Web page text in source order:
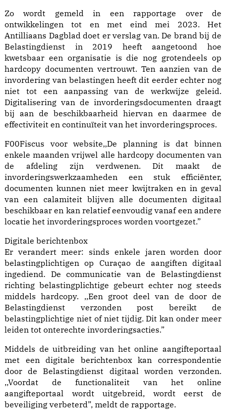
Zo wordt gemeld in een rapportage over de
ontwikkelingen tot en met eind mei 2023. Het
Antilliaans Dagblad doet er verslag van. De brand bij de
Belastingdienst in 2019 heeft aangetoond hoe
kwetsbaar een organisatie is die nog grotendeels op
hardcopy documenten vertrouwt. Ten aanzien van de
invordering van belastingen heeft dit eerder echter nog
niet tot een aanpassing van de werkwijze geleid.
Digitalisering van de invorderingsdocumenten draagt
bij aan de beschikbaarheid hiervan en daarmee de
effectiviteit en continuïteit van het invorderingsproces.
F00Fiscus voor website,,De planning is dat binnen
enkele maanden vrijwel alle hardcopy documenten van
de afdeling zijn verdwenen. Dit maakt de
invorderingswerkzaamheden een stuk efficiënter,
documenten kunnen niet meer kwijtraken en in geval
van een calamiteit blijven alle documenten digitaal
beschikbaar en kan relatief eenvoudig vanaf een andere
locatie het invorderingsproces worden voortgezet.”
Digitale berichtenbox
Er verandert meer: sinds enkele jaren worden door
belastingplichtigen op Curaçao de aangiften digitaal
ingediend. De communicatie van de Belastingdienst
richting belastingplichtige gebeurt echter nog steeds
middels hardcopy. ,,Een groot deel van de door de
Belastingdienst verzonden post bereikt de
belastingplichtige niet of niet tijdig. Dit kan onder meer
leiden tot onterechte invorderingsacties.”
Middels de uitbreiding van het online aangifteportaal
met een digitale berichtenbox kan correspondentie
door de Belastingdienst digitaal worden verzonden.
,,Voordat de functionaliteit van het online
aangifteportaal wordt uitgebreid, wordt eerst de
beveiliging verbeterd”, meldt de rapportage.